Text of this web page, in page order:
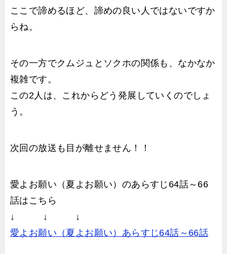
ここで諦めるほど、諦めの良い人ではないですか
らね。
その一方でクムジュとソクホの関係も、なかなか
複雑です。
この2人は、これからどう発展していくのでしょ
う。
次回の放送も目が離せません！！
愛よお願い（夏よお願い）のあらすじ64話～66
話はこちら
↓ ↓ ↓
愛よお願い（夏よお願い）あらすじ64話～66話